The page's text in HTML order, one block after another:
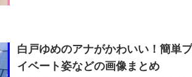
白戸ゆめのアナがかわいい！簡単
イベート姿などの画像まとめ